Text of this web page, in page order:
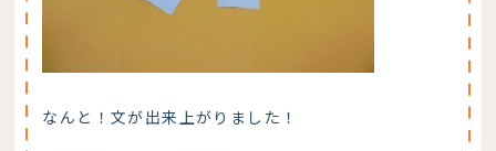
なんと！文が出来上がりました！